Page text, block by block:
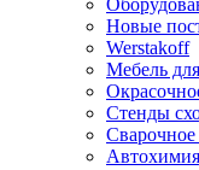
Новые
Werstakoff
Мебель
Стенды
Сварочное